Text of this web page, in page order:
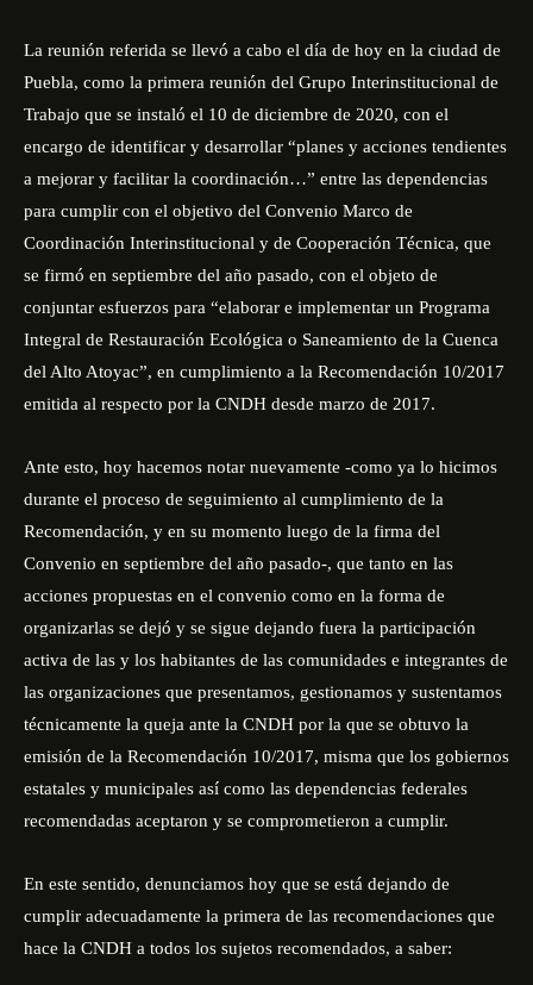
La reunión referida se llevó a cabo el día de hoy en la ciudad de
Puebla, como la primera reunión del Grupo Interinstitucional de
Trabajo que se instaló el 10 de diciembre de 2020, con el
encargo de identificar y desarrollar “planes y acciones tendientes
a mejorar y facilitar la coordinación…” entre las dependencias
para cumplir con el objetivo del Convenio Marco de
Coordinación Interinstitucional y de Cooperación Técnica, que
se firmó en septiembre del año pasado, con el objeto de
conjuntar esfuerzos para “elaborar e implementar un Programa
Integral de Restauración Ecológica o Saneamiento de la Cuenca
del Alto Atoyac”, en cumplimiento a la Recomendación 10/2017
emitida al respecto por la CNDH desde marzo de 2017.
Ante esto, hoy hacemos notar nuevamente -como ya lo hicimos
durante el proceso de seguimiento al cumplimiento de la
Recomendación, y en su momento luego de la firma del
Convenio en septiembre del año pasado-, que tanto en las
acciones propuestas en el convenio como en la forma de
organizarlas se dejó y se sigue dejando fuera la participación
activa de las y los habitantes de las comunidades e integrantes de
las organizaciones que presentamos, gestionamos y sustentamos
técnicamente la queja ante la CNDH por la que se obtuvo la
emisión de la Recomendación 10/2017, misma que los gobiernos
estatales y municipales así como las dependencias federales
recomendadas aceptaron y se comprometieron a cumplir.
En este sentido, denunciamos hoy que se está dejando de
cumplir adecuadamente la primera de las recomendaciones que
hace la CNDH a todos los sujetos recomendados, a saber: